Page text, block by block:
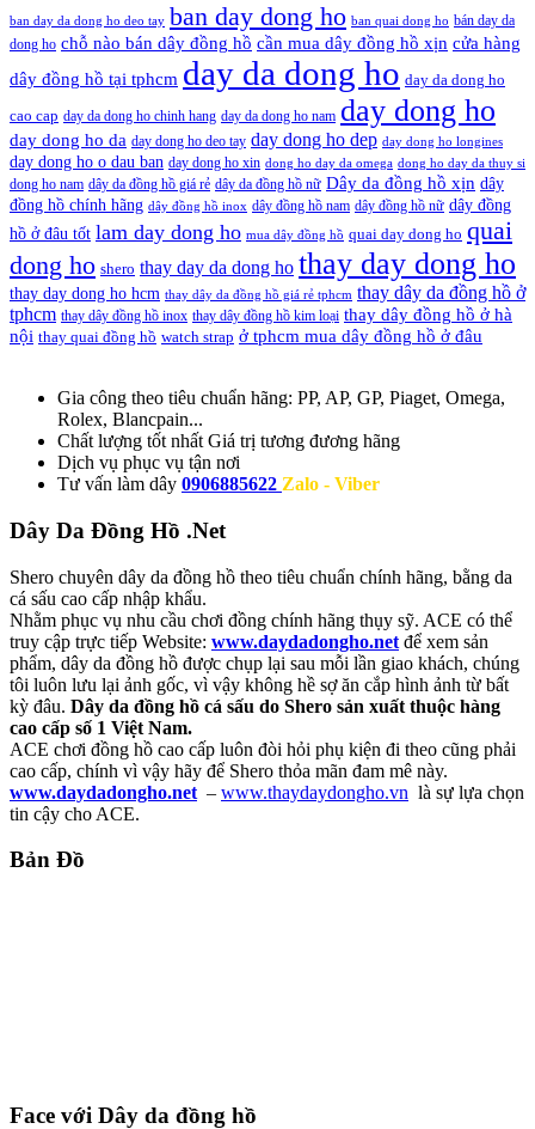
ban day da dong ho deo tay ban day dong ho ban quai dong ho bán day da
dong ho chỗ nào bán dây đồng hồ cần mua dây đồng hồ xịn cửa hàng
dây đồng hồ tại tphcm day da dong ho day da dong ho
cao cap day da dong ho chinh hang day da dong ho nam day dong ho
day dong ho da day dong ho deo tay day dong ho dep day dong ho longines
day dong ho o dau ban day dong ho xin dong ho day da omega dong ho day da thuy si
dong ho nam dây da đồng hồ giá rẻ dây da đồng hồ nữ Dây da đồng hồ xịn dây
đồng hồ chính hãng dây đồng hồ inox dây đồng hồ nam dây đồng hồ nữ dây đồng
hồ ở đâu tốt lam day dong ho mua dây đồng hồ quai day dong ho quai
dong ho shero thay day da dong ho thay day dong ho
thay day dong ho hcm thay dây da đồng hồ giá rẻ tphcm thay dây da đồng hồ ở
tphcm thay dây đồng hồ inox thay dây đồng hồ kim loại thay dây đồng hồ ở hà
nội thay quai đồng hồ watch strap ở tphcm mua dây đồng hồ ở đâu
Gia công theo tiêu chuẩn hãng: PP, AP, GP, Piaget, Omega,
Rolex, Blancpain...
Chất lượng tốt nhất Giá trị tương đương hãng
Dịch vụ phục vụ tận nơi
Tư vấn làm dây 0906885622 Zalo - Viber
Dây Da Đồng Hồ .Net
Shero chuyên dây da đồng hồ theo tiêu chuẩn chính hãng, bằng da
cá sấu cao cấp nhập khẩu.
Nhằm phục vụ nhu cầu chơi đồng chính hãng thụy sỹ. ACE có thể
truy cập trực tiếp Website: www.daydadongho.net để xem sản
phẩm, dây da đồng hồ được chụp lại sau mỗi lần giao khách, chúng
tôi luôn lưu lại ảnh gốc, vì vậy không hề sợ ăn cắp hình ảnh từ bất
kỳ đâu. Dây da đồng hồ cá sấu do Shero sản xuất thuộc hàng
cao cấp số 1 Việt Nam.
ACE chơi đồng hồ cao cấp luôn đòi hỏi phụ kiện đi theo cũng phải
cao cấp, chính vì vậy hãy để Shero thỏa mãn đam mê này.
www.daydadongho.net – www.thaydaydongho.vn là sự lựa chọn
tin cậy cho ACE.
Bản Đồ
Face với Dây da đồng hồ